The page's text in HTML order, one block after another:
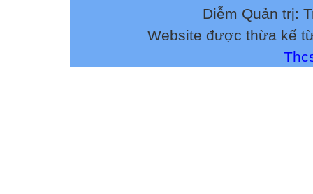
Diễm Quản trị:
Website được thừa kế